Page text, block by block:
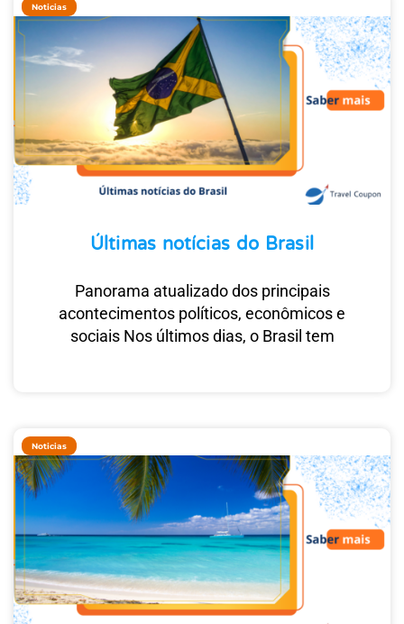
Noticias
Últimas notícias do Brasil
Panorama atualizado dos principais
acontecimentos políticos, econômicos e
sociais Nos últimos dias, o Brasil tem
Noticias